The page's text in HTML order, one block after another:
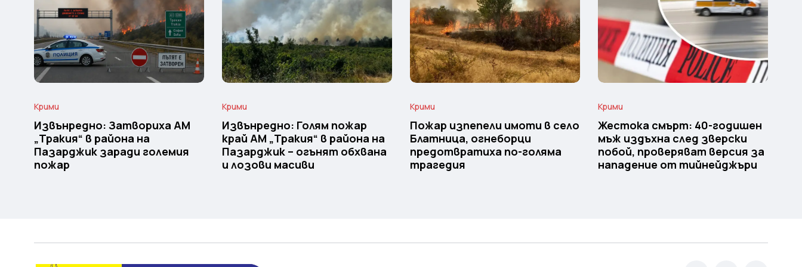
Крими
Извънредно: Затвориха АМ
„Тракия“ в района на
Пазарджик заради големия
пожар
Крими
Извънредно: Голям пожар
край АМ „Тракия“ в района на
Пазарджик – огънят обхвана
и лозови масиви
Крими
Пожар изпепели имоти в село
Блатница, огнеборци
предотвратиха по-голяма
трагедия
Крими
Жестока смърт: 40-годишен
мъж издъхна след зверски
побой, проверяват версия за
нападение от тийнейджъри